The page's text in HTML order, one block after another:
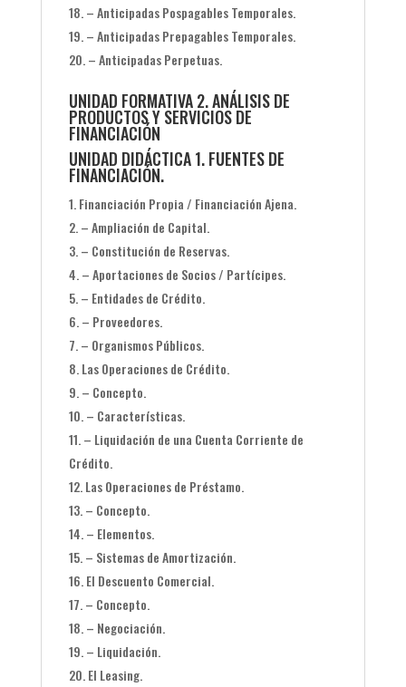
– Anticipadas Pospagables Temporales.
– Anticipadas Prepagables Temporales.
– Anticipadas Perpetuas.
UNIDAD FORMATIVA 2. ANÁLISIS DE
PRODUCTOS Y SERVICIOS DE
FINANCIACIÓN
UNIDAD DIDÁCTICA 1. FUENTES DE
FINANCIACIÓN.
Financiación Propia / Financiación Ajena.
– Ampliación de Capital.
– Constitución de Reservas.
– Aportaciones de Socios / Partícipes.
– Entidades de Crédito.
– Proveedores.
– Organismos Públicos.
Las Operaciones de Crédito.
– Concepto.
– Características.
– Liquidación de una Cuenta Corriente de
Crédito.
Las Operaciones de Préstamo.
– Concepto.
– Elementos.
– Sistemas de Amortización.
El Descuento Comercial.
– Concepto.
– Negociación.
– Liquidación.
El Leasing.